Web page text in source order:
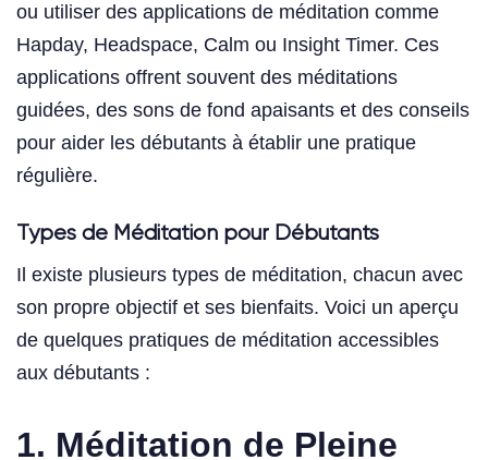
ou utiliser des applications de méditation comme
Hapday, Headspace, Calm ou Insight Timer. Ces
applications offrent souvent des méditations
guidées, des sons de fond apaisants et des conseils
pour aider les débutants à établir une pratique
régulière.
Types de Méditation pour Débutants
Il existe plusieurs types de méditation, chacun avec
son propre objectif et ses bienfaits. Voici un aperçu
de quelques pratiques de méditation accessibles
aux débutants :
1. Méditation de Pleine